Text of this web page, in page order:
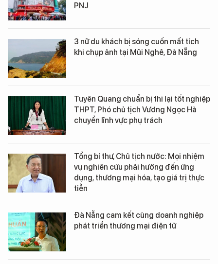
PNJ
3 nữ du khách bị sóng cuốn mất tích
khi chụp ảnh tại Mũi Nghê, Đà Nẵng
Tuyên Quang chuẩn bị thi lại tốt nghiệp
THPT, Phó chủ tịch Vương Ngọc Hà
chuyển lĩnh vực phụ trách
Tổng bí thư, Chủ tịch nước: Mọi nhiệm
vụ nghiên cứu phải hướng đến ứng
dụng, thương mại hóa, tạo giá trị thực
tiễn
Đà Nẵng cam kết cùng doanh nghiệp
phát triển thương mại điện tử